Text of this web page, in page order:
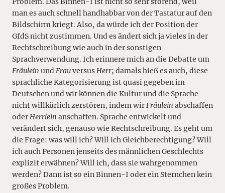
man es auch schnell handhabbar von der Tastatur auf den
Bildschirm kriegt. Also, da würde ich der Position der
GfdS nicht zustimmen. Und es ändert sich ja vieles in der
Rechtschreibung wie auch in der sonstigen
Sprachverwendung. Ich erinnere mich an die Debatte um
Fräulein undFrauversusHerr; damals hieß es auch, diese
sprachliche Kategorisierung ist quasi gegeben im
Deutschen und wir können die Kultur und die Sprache
nicht willkürlich zerstören, indem wirFräulein abschaffen
oderHerrlein anschaffen. Sprache entwickelt und
verändert sich, genauso wie Rechtschreibung. Es geht um
die Frage: was will ich? Will ich Gleichberechtigung? Will
ich auch Personen jenseits des männlichen Geschlechts
explizit erwähnen? Will ich, dass sie wahrgenommen
werden? Dann ist so ein Binnen-I oder ein Sternchen kein
großes Problem.